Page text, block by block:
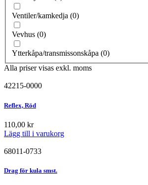
Ventiler/kamkedja (0)
Vevhus (0)
Ytterkåpa/transmissonskåpa (0)
Alla priser visas exkl. moms
42215-0000
Reflex, Röd
110,00 kr
Lägg till i varukorg
68011-0733
Drag för kula smst.